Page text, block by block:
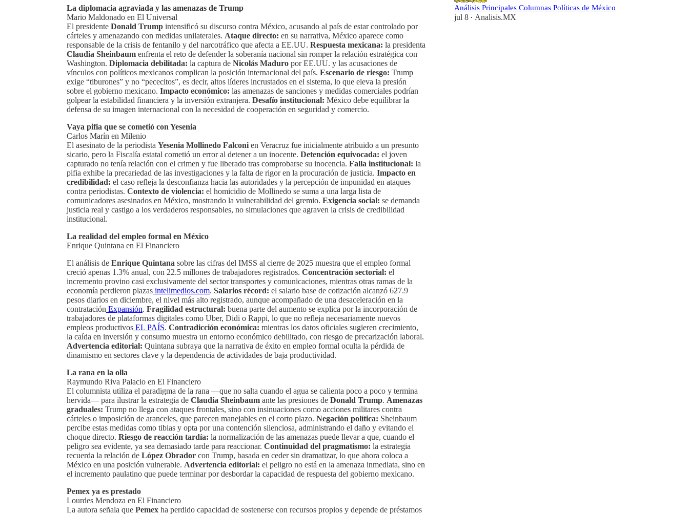
La diplomacia agraviada y las amenazas de Trump
Mario Maldonado en El Universal
El presidente Donald Trump intensificó su discurso contra México, acusando al país de estar controlado por
cárteles y amenazando con medidas unilaterales. Ataque directo: en su narrativa, México aparece como
responsable de la crisis de fentanilo y del narcotráfico que afecta a EE.UU. Respuesta mexicana: la presidenta
Claudia Sheinbaum enfrenta el reto de defender la soberanía nacional sin romper la relación estratégica con
Washington. Diplomacia debilitada: la captura de Nicolás Maduro por EE.UU. y las acusaciones de
vínculos con políticos mexicanos complican la posición internacional del país. Escenario de riesgo: Trump
exige “tiburones” y no “pececitos”, es decir, altos líderes incrustados en el sistema, lo que eleva la presión
sobre el gobierno mexicano. Impacto económico: las amenazas de sanciones y medidas comerciales podrían
golpear la estabilidad financiera y la inversión extranjera. Desafío institucional: México debe equilibrar la
defensa de su imagen internacional con la necesidad de cooperación en seguridad y comercio.
Vaya pifia que se cometió con Yesenia
Carlos Marín en Milenio
El asesinato de la periodista Yesenia Mollinedo Falconi en Veracruz fue inicialmente atribuido a un presunto
sicario, pero la Fiscalía estatal cometió un error al detener a un inocente. Detención equivocada: el joven
capturado no tenía relación con el crimen y fue liberado tras comprobarse su inocencia. Falla institucional: la
pifia exhibe la precariedad de las investigaciones y la falta de rigor en la procuración de justicia. Impacto en
credibilidad: el caso refleja la desconfianza hacia las autoridades y la percepción de impunidad en ataques
contra periodistas. Contexto de violencia: el homicidio de Mollinedo se suma a una larga lista de
comunicadores asesinados en México, mostrando la vulnerabilidad del gremio. Exigencia social: se demanda
justicia real y castigo a los verdaderos responsables, no simulaciones que agraven la crisis de credibilidad
institucional.
La realidad del empleo formal en México
Enrique Quintana en El Financiero
El análisis de Enrique Quintana sobre las cifras del IMSS al cierre de 2025 muestra que el empleo formal
creció apenas 1.3% anual, con 22.5 millones de trabajadores registrados. Concentración sectorial: el
incremento provino casi exclusivamente del sector transportes y comunicaciones, mientras otras ramas de la
economía perdieron plazas intelimedios.com. Salarios récord: el salario base de cotización alcanzó 627.9
pesos diarios en diciembre, el nivel más alto registrado, aunque acompañado de una desaceleración en la
contratación Expansión. Fragilidad estructural: buena parte del aumento se explica por la incorporación de
trabajadores de plataformas digitales como Uber, Didi o Rappi, lo que no refleja necesariamente nuevos
empleos productivos EL PAÍS. Contradicción económica: mientras los datos oficiales sugieren crecimiento,
la caída en inversión y consumo muestra un entorno económico debilitado, con riesgo de precarización laboral.
Advertencia editorial: Quintana subraya que la narrativa de éxito en empleo formal oculta la pérdida de
dinamismo en sectores clave y la dependencia de actividades de baja productividad.
La rana en la olla
Raymundo Riva Palacio en El Financiero
El columnista utiliza el paradigma de la rana —que no salta cuando el agua se calienta poco a poco y termina
hervida— para ilustrar la estrategia de Claudia Sheinbaum ante las presiones de Donald Trump. Amenazas
graduales: Trump no llega con ataques frontales, sino con insinuaciones como acciones militares contra
cárteles o imposición de aranceles, que parecen manejables en el corto plazo. Negación política: Sheinbaum
percibe estas medidas como tibias y opta por una contención silenciosa, administrando el daño y evitando el
choque directo. Riesgo de reacción tardía: la normalización de las amenazas puede llevar a que, cuando el
peligro sea evidente, ya sea demasiado tarde para reaccionar. Continuidad del pragmatismo: la estrategia
recuerda la relación de López Obrador con Trump, basada en ceder sin dramatizar, lo que ahora coloca a
México en una posición vulnerable. Advertencia editorial: el peligro no está en la amenaza inmediata, sino en
el incremento paulatino que puede terminar por desbordar la capacidad de respuesta del gobierno mexicano.
Pemex ya es prestado
Lourdes Mendoza en El Financiero
La autora señala que Pemex ha perdido capacidad de sostenerse con recursos propios y depende de préstamos
Análisis Principales Columnas Políticas de México
jul 8 • Analisis.MX